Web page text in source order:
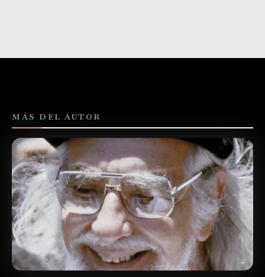
MÁS DEL AUTOR